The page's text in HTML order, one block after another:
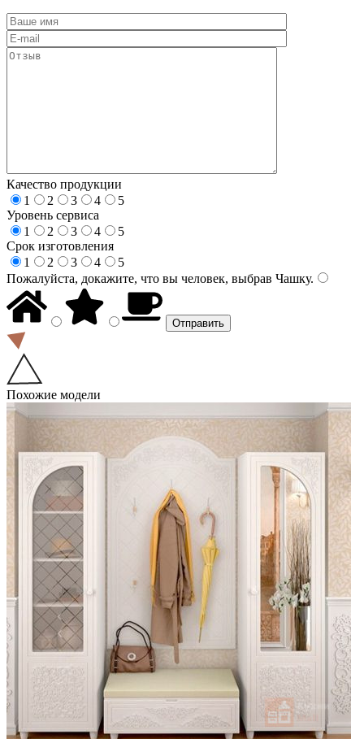
Качество продукции
1
2 3 4
5
Уровень сервиса
1
2 3 4
5
Срок изготовления
1
2 3 4
5
Пожалуйста, докажите, что вы человек, выбрав Чашку.
Похожие модели